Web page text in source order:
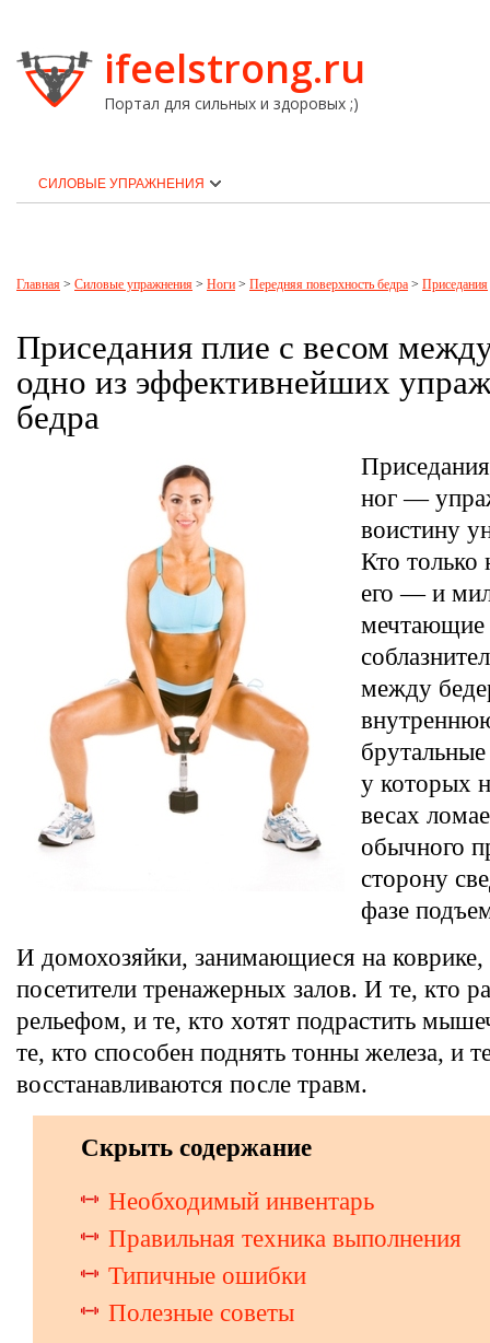
ifeelstrong.ru
Портал для сильных и здоровых ;)
СИЛОВЫЕ УПРАЖНЕНИЯ
Главная > Силовые упражнения > Ноги > Передняя поверхность бедра > Приседания
Приседания плие с весом
одно из эффективнейших
бедра
ног —
воистину
Кто только
его — и
мечтающие
между
у которых
весах
обычного
сторону
фазе
И домохозяйки, занимающиеся на
посетители тренажерных залов. И те, кто
рельефом, и те, кто хотят подрастить
те, кто способен поднять тонны железа, и
восстанавливаются после травм.
Скрыть содержание
Необходимый инвентарь
Правильная техника выполнения
Типичные ошибки
Полезные советы